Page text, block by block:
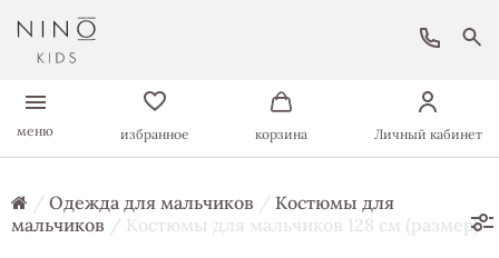
меню избранное корзина Личный кабинет
/ Одежда для мальчиков / Костюмы для
мальчиков / Костюмы для мальчиков 128 см (размер)